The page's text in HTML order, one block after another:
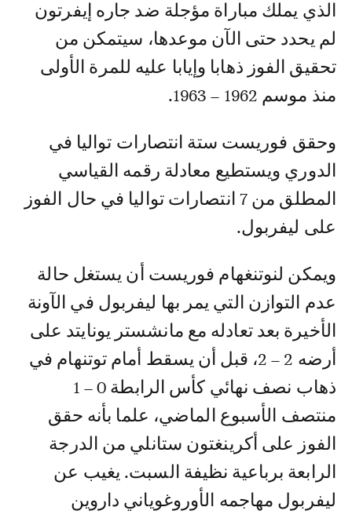
الذي يملك مباراة مؤجلة ضد جاره إيفرتون
لم يحدد حتى الآن موعدها، سيتمكن من
تحقيق الفوز ذهابا وإيابا عليه للمرة الأولى
منذ موسم 1962 – 1963.
وحقق فوريست ستة انتصارات تواليا في
الدوري ويستطيع معادلة رقمه القياسي
المطلق من 7 انتصارات تواليا في حال الفوز
على ليفربول.
ويمكن لنوتنغهام فوريست أن يستغل حالة
عدم التوازن التي يمر بها ليفربول في الآونة
الأخيرة بعد تعادله مع مانشستر يونايتد على
أرضه 2 – 2، قبل أن يسقط أمام توتنهام في
ذهاب نصف نهائي كأس الرابطة 0 – 1
منتصف الأسبوع الماضي، علما بأنه حقق
الفوز على أكرينغتون ستانلي من الدرجة
الرابعة برباعية نظيفة السبت. يغيب عن
ليفربول مهاجمه الأوروغوياني داروين